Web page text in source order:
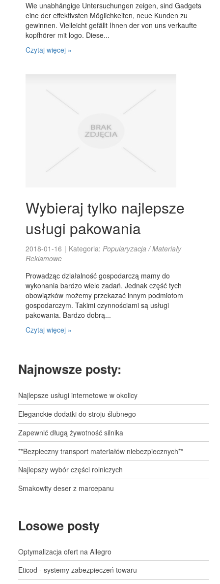
Wie unabhängige Untersuchungen zeigen, sind Gadgets
eine der effektivsten Möglichkeiten, neue Kunden zu
gewinnen. Vielleicht gefällt Ihnen der von uns verkaufte
kopfhörer mit logo. Diese...
Czytaj więcej »
Wybieraj tylko najlepsze
usługi pakowania
2018-01-16 | Kategoria:Popularyzacja / Materiały
Reklamowe
Prowadząc działalność gospodarczą mamy do
wykonania bardzo wiele zadań. Jednak część tych
obowiązków możemy przekazać innym podmiotom
gospodarczym. Takimi czynnościami są usługi
pakowania. Bardzo dobrą...
Czytaj więcej »
Najnowsze posty:
Najlepsze usługi internetowe w okolicy
Eleganckie dodatki do stroju ślubnego
Zapewnić długą żywotność silnika
**Bezpieczny transport materiałów niebezpiecznych**
Najlepszy wybór części rolniczych
Smakowity deser z marcepanu
Losowe posty
Optymalizacja ofert na Allegro
Eticod - systemy zabezpieczeń towaru